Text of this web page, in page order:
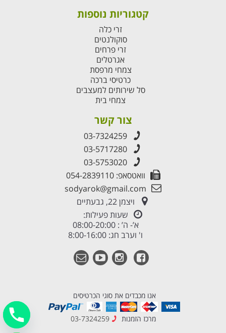
קטגוריות נוספות
זרי כלה
סוקולנטים
זרי פרחים
אגרטלים
צמחי מרפסת
כרטיסי ברכה
סל שירותים למעצבים
צמחי בית
צור קשר
03-7324259
03-5717280
03-5753020
וואטסאפ: 054-2839110
sodyarok@gmail.com
ויצמן 22, גבעתיים
שעות פעילות:
א’- ה’ : 08:00-20:00
ו' וערב חג: 8:00-16:00
אנו מכבדים את סוגי הכרטיסים
מרכז הזמנות 03-7324259